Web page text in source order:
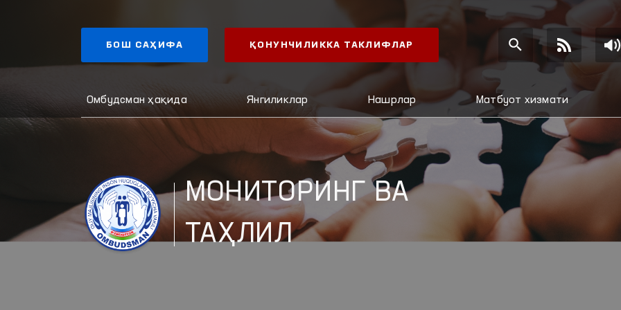
БОШ САҲИФА ҚОНУНЧИЛИККА ТАКЛИФЛАР
Омбудсман ҳақида Янгиликлар Нашрлар Матбуот хизмати
МОНИТОРИНГ ВА
ТАҲЛИЛ